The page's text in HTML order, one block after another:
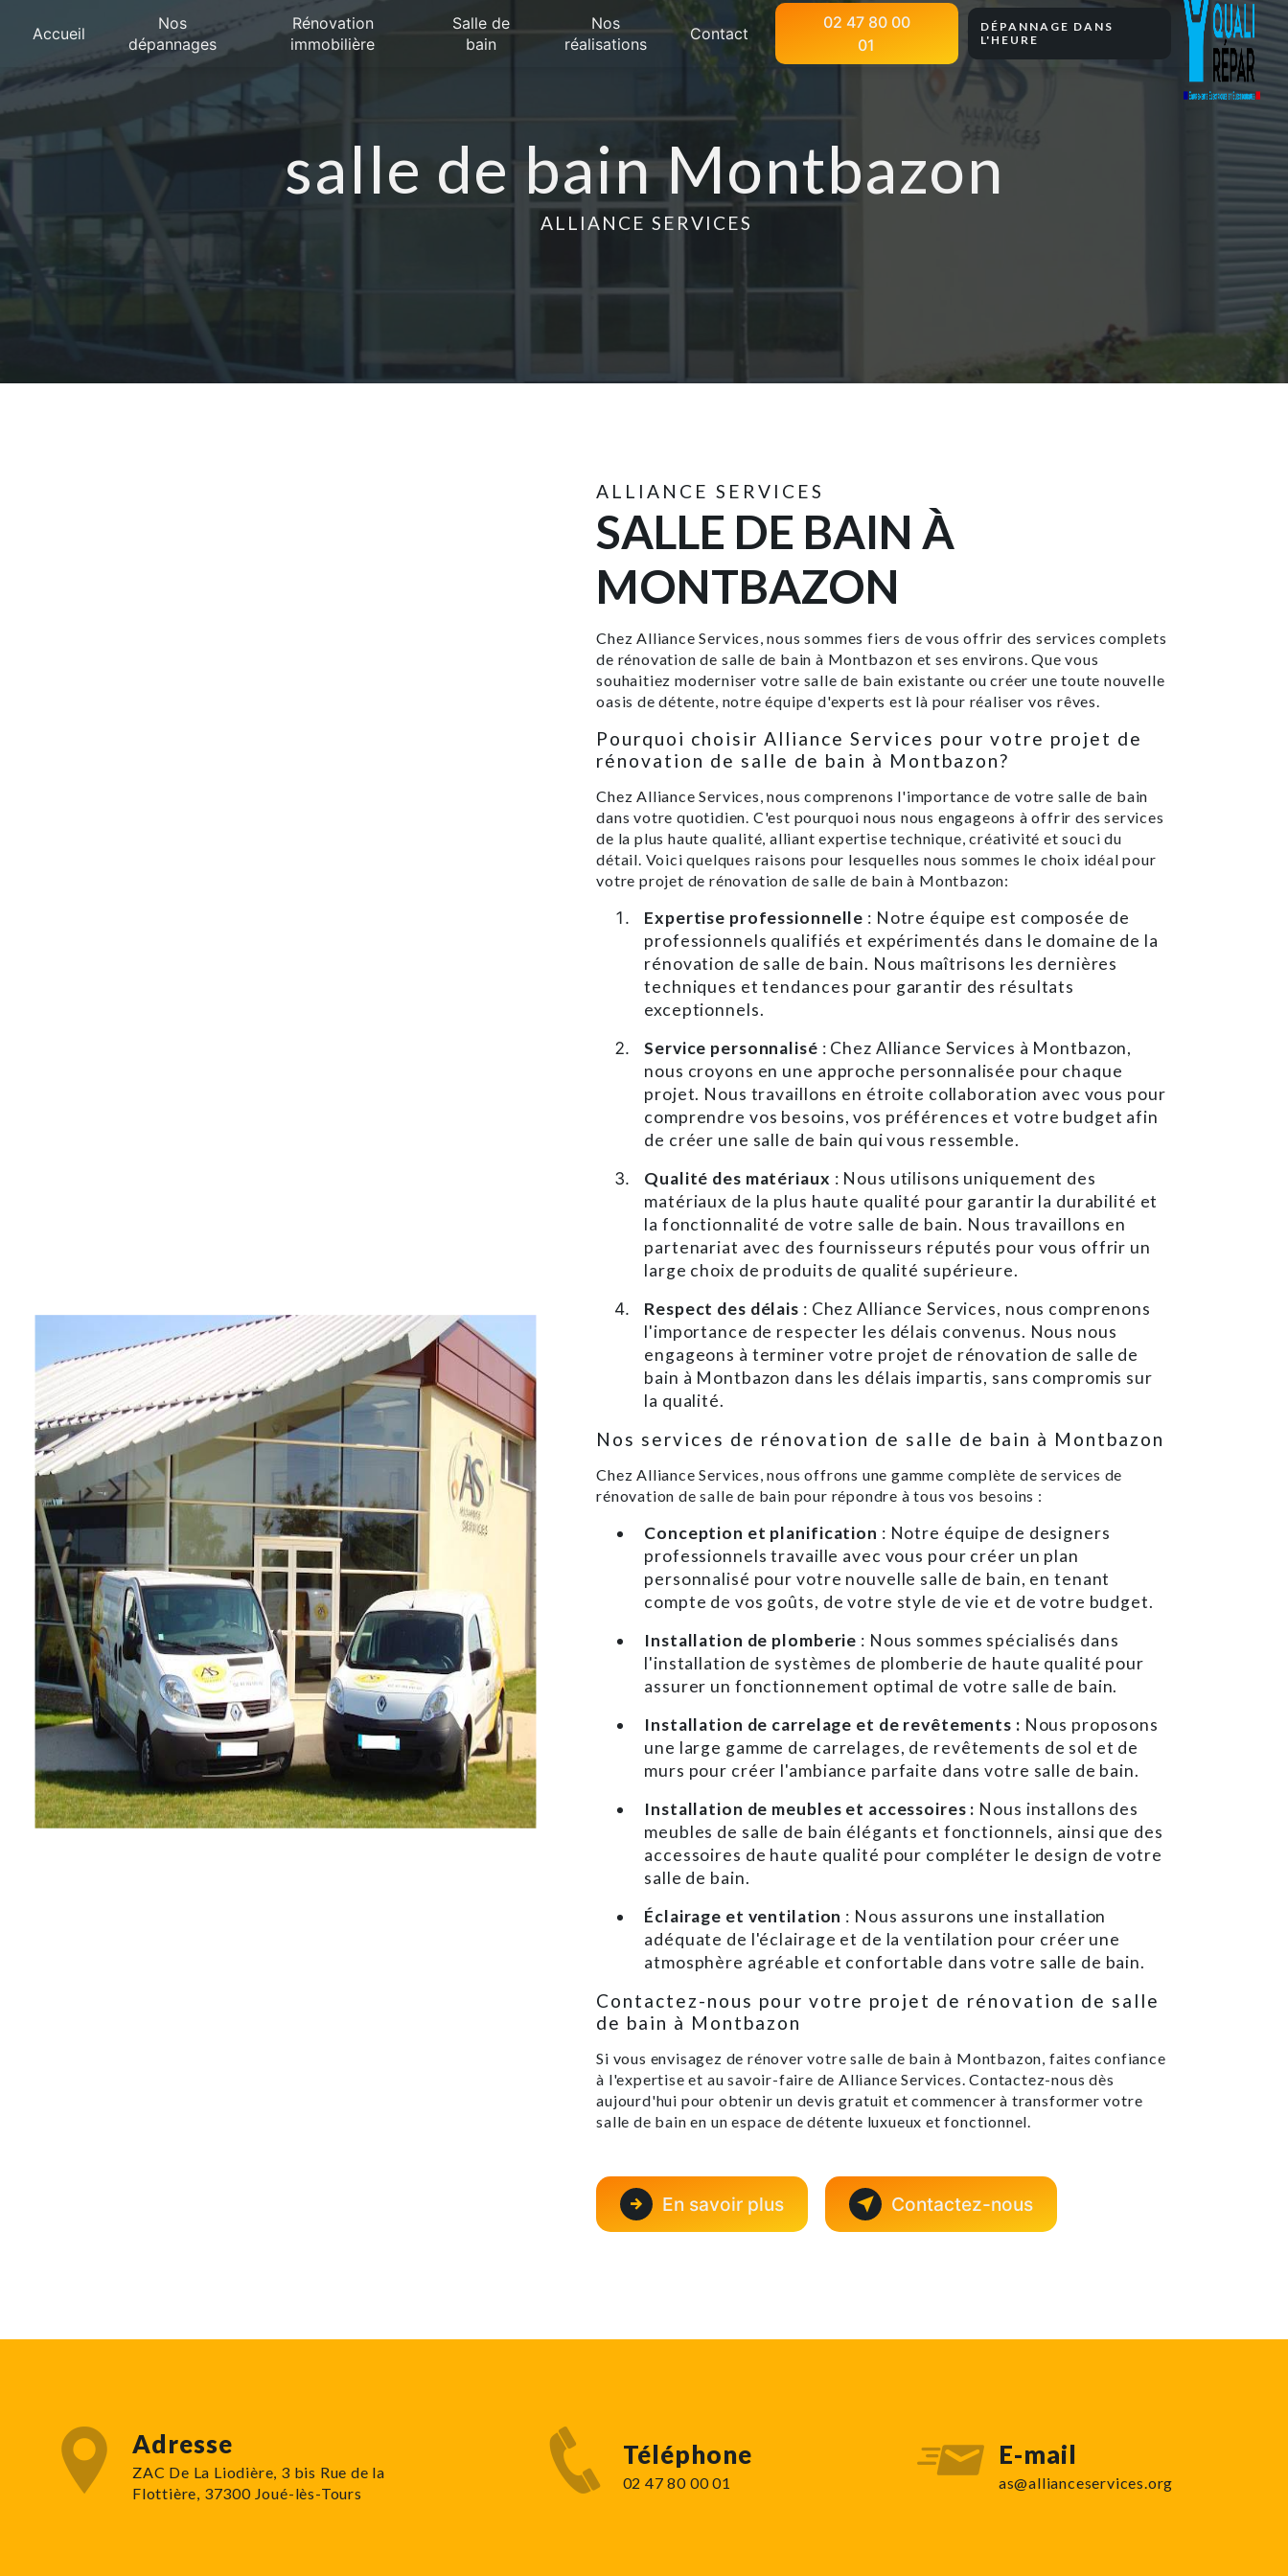
Accueil
Nos
dépannages
Rénovation
immobilière
Salle de
bain
Nos
réalisations
Contact
02 47 80 00
01
DÉPANNAGE DANS
L'HEURE
salle de bain Montbazon
ALLIANCE SERVICES
ALLIANCE SERVICES
SALLE DE BAIN À
MONTBAZON
Chez Alliance Services, nous sommes fiers de vous offrir des services complets
de rénovation de salle de bain à Montbazon et ses environs. Que vous
souhaitiez moderniser votre salle de bain existante ou créer une toute nouvelle
oasis de détente, notre équipe d'experts est là pour réaliser vos rêves.
Pourquoi choisir Alliance Services pour votre projet de
rénovation de salle de bain à Montbazon?
Chez Alliance Services, nous comprenons l'importance de votre salle de bain
dans votre quotidien. C'est pourquoi nous nous engageons à offrir des services
de la plus haute qualité, alliant expertise technique, créativité et souci du
détail. Voici quelques raisons pour lesquelles nous sommes le choix idéal pour
votre projet de rénovation de salle de bain à Montbazon:
Expertise professionnelle : Notre équipe est composée de
professionnels qualifiés et expérimentés dans le domaine de la
rénovation de salle de bain. Nous maîtrisons les dernières
techniques et tendances pour garantir des résultats
exceptionnels.
Service personnalisé : Chez Alliance Services à Montbazon,
nous croyons en une approche personnalisée pour chaque
projet. Nous travaillons en étroite collaboration avec vous pour
comprendre vos besoins, vos préférences et votre budget afin
de créer une salle de bain qui vous ressemble.
Qualité des matériaux : Nous utilisons uniquement des
matériaux de la plus haute qualité pour garantir la durabilité et
la fonctionnalité de votre salle de bain. Nous travaillons en
partenariat avec des fournisseurs réputés pour vous offrir un
large choix de produits de qualité supérieure.
Respect des délais : Chez Alliance Services, nous comprenons
l'importance de respecter les délais convenus. Nous nous
engageons à terminer votre projet de rénovation de salle de
bain à Montbazon dans les délais impartis, sans compromis sur
la qualité.
Nos services de rénovation de salle de bain à Montbazon
Chez Alliance Services, nous offrons une gamme complète de services de
rénovation de salle de bain pour répondre à tous vos besoins :
Conception et planification : Notre équipe de designers
professionnels travaille avec vous pour créer un plan
personnalisé pour votre nouvelle salle de bain, en tenant
compte de vos goûts, de votre style de vie et de votre budget.
Installation de plomberie : Nous sommes spécialisés dans
l'installation de systèmes de plomberie de haute qualité pour
assurer un fonctionnement optimal de votre salle de bain.
Installation de carrelage et de revêtements : Nous proposons
une large gamme de carrelages, de revêtements de sol et de
murs pour créer l'ambiance parfaite dans votre salle de bain.
Installation de meubles et accessoires : Nous installons des
meubles de salle de bain élégants et fonctionnels, ainsi que des
accessoires de haute qualité pour compléter le design de votre
salle de bain.
Éclairage et ventilation : Nous assurons une installation
adéquate de l'éclairage et de la ventilation pour créer une
atmosphère agréable et confortable dans votre salle de bain.
Contactez-nous pour votre projet de rénovation de salle
de bain à Montbazon
Si vous envisagez de rénover votre salle de bain à Montbazon, faites confiance
à l'expertise et au savoir-faire de Alliance Services. Contactez-nous dès
aujourd'hui pour obtenir un devis gratuit et commencer à transformer votre
salle de bain en un espace de détente luxueux et fonctionnel.
En savoir plus Contactez-nous
Adresse
ZAC De La Liodière, 3 bis Rue de la
Flottière, 37300 Joué-lès-Tours
Téléphone
02 47 80 00 01
E-mail
as@allianceservices.org